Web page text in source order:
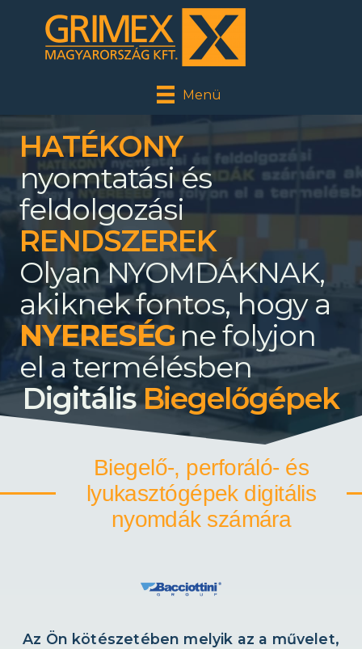
Menü
HATÉKONY
nyomtatási és
feldolgozási
RENDSZEREK
Olyan NYOMDÁKNAK,
akiknek fontos, hogy a
ne folyjon
el a termélésben
Digitális Biegelőgépek
Biegelő-, perforáló- és
lyukasztógépek digitális
nyomdák számára
Az Ön kötészetében melyik az a művelet,